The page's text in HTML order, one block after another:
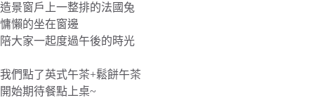
造景窗戶上一整排的法國兔
慵懶的坐在窗邊
陪大家一起度過午後的時光
我們點了英式午茶+鬆餅午茶
開始期待餐點上桌~